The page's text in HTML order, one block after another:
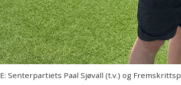
Senterpartiets Paal Sjøvall (t.v.) og